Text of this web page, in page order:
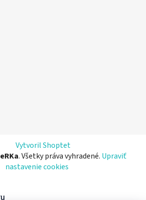
Vytvoril Shoptet
eRKa. Všetky práva vyhradené. Upraviť
nastavenie cookies